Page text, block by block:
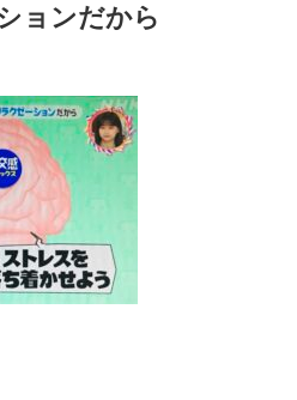
ョンだから